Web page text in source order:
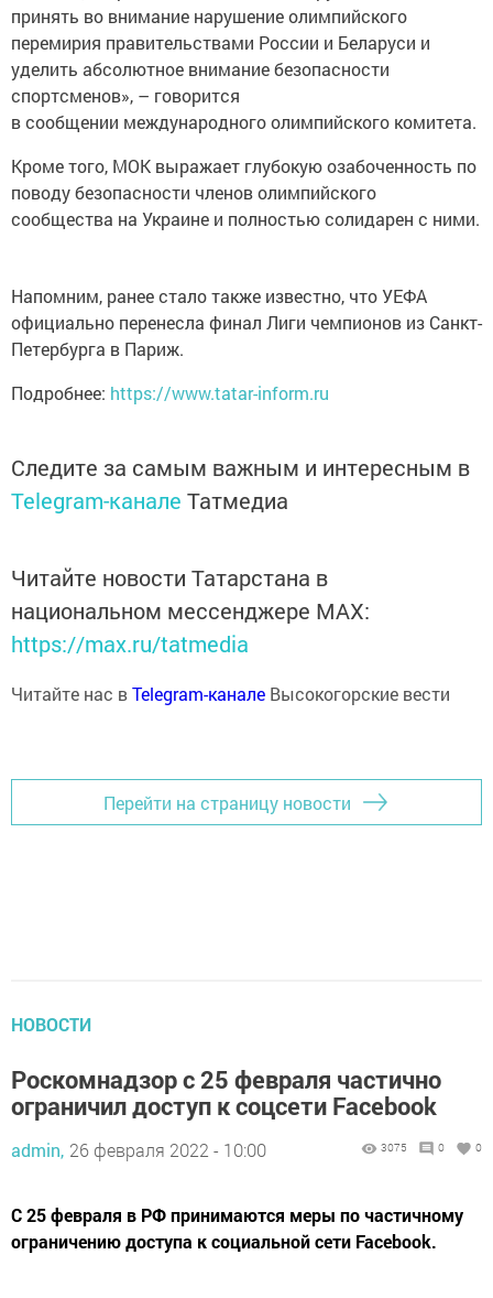
принять во внимание нарушение олимпийского
перемирия правительствами России и Беларуси и
уделить абсолютное внимание безопасности
спортсменов», – говорится
в сообщении международного олимпийского комитета.
Кроме того, МОК выражает глубокую озабоченность по
поводу безопасности членов олимпийского
сообщества на Украине и полностью солидарен с ними.
Напомним, ранее стало также известно, что УЕФА
официально перенесла финал Лиги чемпионов из Санкт-
Петербурга в Париж.
Подробнее: https://www.tatar-inform.ru
Следите за самым важным и интересным в
Telegram-канале Татмедиа
Читайте новости Татарстана в
национальном мессенджере MАХ:
https://max.ru/tatmedia
Читайте нас вTelegram-канале Высокогорские вести
Перейти на страницу новости
НОВОСТИ
Роскомнадзор с 25 февраля частично
ограничил доступ к соцсети Facebook
admin, 26 февраля 2022 - 10:00 3075 0 0
С 25 февраля в РФ принимаются меры по частичному
ограничению доступа к социальной сети Facebook.